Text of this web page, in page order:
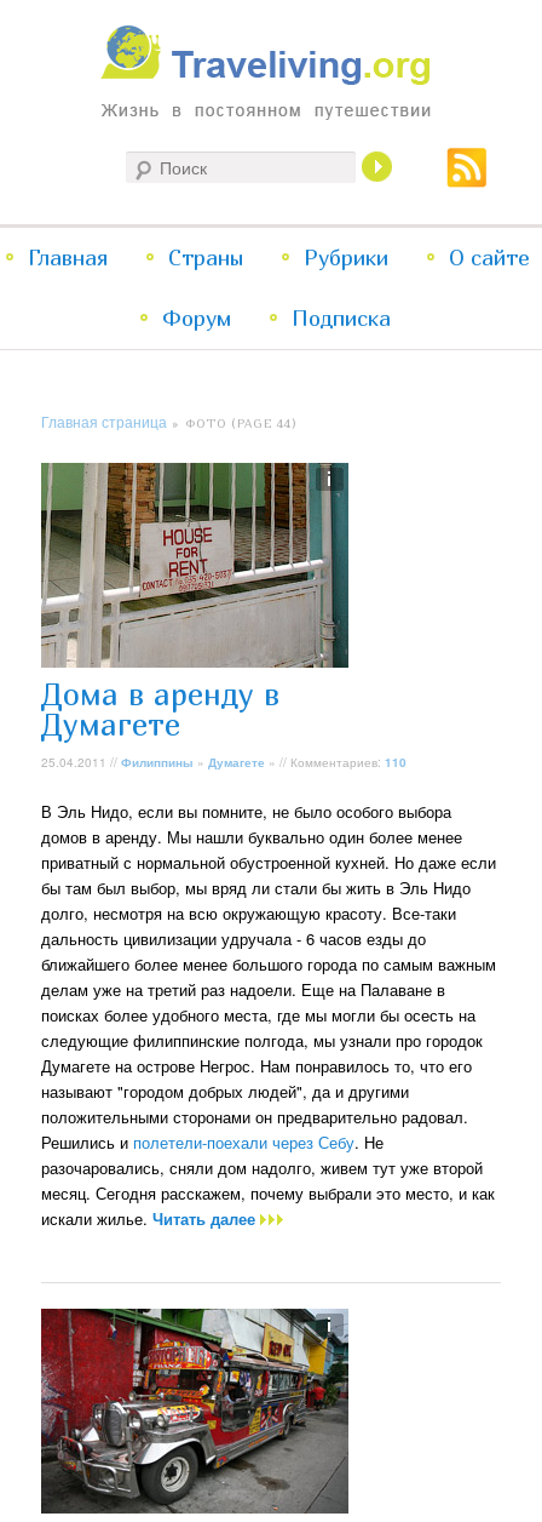
Traveliving
Жизнь в постоянном путешествии
меню
Перейти
к
Перейти
к
Главная Страны Рубрики О сайте
Форум Подписка
Главная страница » ФОТО (PAGE 44)
Дома в аренду в
Думагете
25.04.2011 //Филиппины » Думагете » // Комментариев:110
В Эль Нидо, если вы помните, не было особого выбора
домов в аренду. Мы нашли буквально один более менее
приватный с нормальной обустроенной кухней. Но даже если
бы там был выбор, мы вряд ли стали бы жить в Эль Нидо
долго, несмотря на всю окружающую красоту. Все-таки
дальность цивилизации удручала - 6 часов езды до
ближайшего более менее большого города по самым важным
делам уже на третий раз надоели. Еще на Палаване в
поисках более удобного места, где мы могли бы осесть на
следующие филиппинские полгода, мы узнали про городок
Думагете на острове Негрос. Нам понравилось то, что его
называют "городом добрых людей", да и другими
положительными сторонами он предварительно радовал.
Решились и полетели-поехали через Себу. Не
разочаровались, сняли дом надолго, живем тут уже второй
месяц. Сегодня расскажем, почему выбрали это место, и как
искали жилье.Читать далее